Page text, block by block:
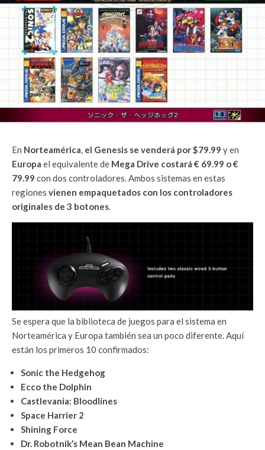
En Norteamérica, el Genesis se venderá por $79.99 y en
Europa el equivalente de Mega Drive costará € 69.99 o €
79.99 con dos controladores. Ambos sistemas en estas
regiones vienen empaquetados con los controladores
originales de 3 botones.
Se espera que la biblioteca de juegos para el sistema en
Norteamérica y Europa también sea un poco diferente. Aquí
están los primeros 10 confirmados:
Sonic the Hedgehog
Ecco the Dolphin
Castlevania: Bloodlines
Space Harrier 2
Shining Force
Dr. Robotnik’s Mean Bean Machine